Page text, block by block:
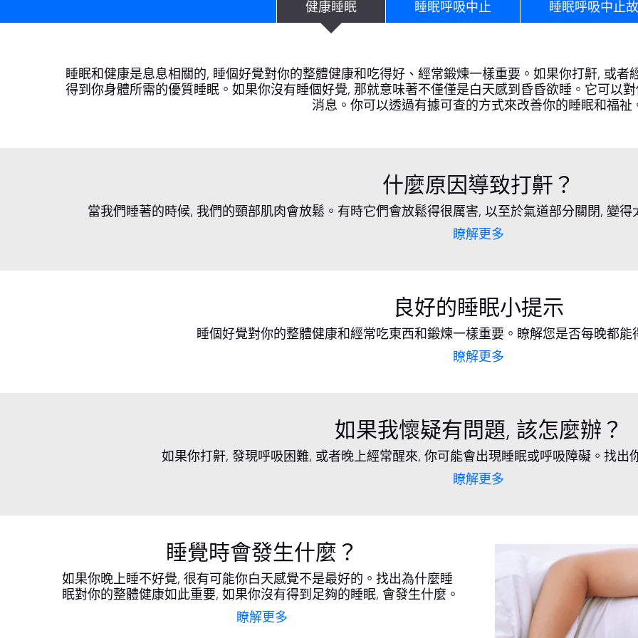
健康睡眠 睡眠呼吸中止 睡眠呼吸中止
睡眠和健康是息息相關的, 睡個好覺對你的整體健康和吃得好、經常鍛煉一樣重要。如果你打鼾, 或
得到你身體所需的優質睡眠。如果你沒有睡個好覺, 那就意味著不僅僅是白天感到昏昏欲睡。它可以
消息。你可以透過有據可查的方式來改善你的睡眠和福祉
什麼原因導致打鼾？
當我們睡著的時候, 我們的頸部肌肉會放鬆。有時它們會放鬆得很厲害, 以至於氣道部分關閉, 變
瞭解更多
良好的睡眠小提示
睡個好覺對你的整體健康和經常吃東西和鍛煉一樣重要。瞭解您是否每晚都
瞭解更多
如果我懷疑有問題, 該怎麼辦？
如果你打鼾, 發現呼吸困難, 或者晚上經常醒來, 你可能會出現睡眠或呼吸障礙。找出
瞭解更多
睡覺時會發生什麼？
如果你晚上睡不好覺, 很有可能你白天感覺不是最好的。找出為什麼睡
眠對你的整體健康如此重要, 如果你沒有得到足夠的睡眠, 會發生什麼。
瞭解更多